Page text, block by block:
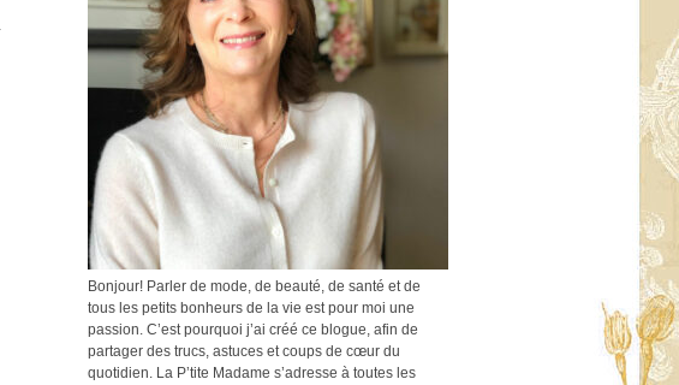
Bonjour! Parler de mode, de beauté, de santé et de
tous les petits bonheurs de la vie est pour moi une
passion. C’est pourquoi j’ai créé ce blogue, afin de
partager des trucs, astuces et coups de cœur du
quotidien. La P’tite Madame s’adresse à toutes les